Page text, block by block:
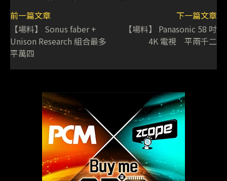
前一篇文章
【場料】 Sonus faber +
Unison Research 組合最多
平萬四
下一篇文章
【場料】 Panasonic 58 吋
4K 電視 平兩千二